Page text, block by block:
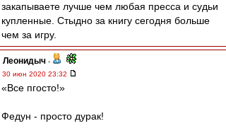
закапываете лучше чем любая пресса и судьи
купленные. Стыдно за книгу сегодня больше
чем за игру.
Леонидыч -
30 июн 2020 23:32
«Все пгосто!»
Федун - просто дурак!